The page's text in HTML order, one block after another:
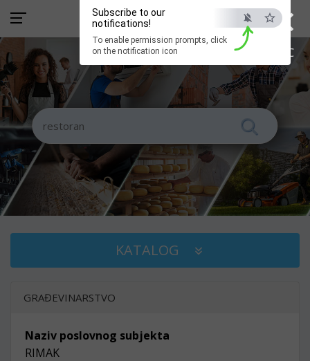
×
ESC
Subscribe to our
notifications!
To enable permission prompts, click
on the notification icon
KATALOG
GRAĐEVINARSTVO
Naziv poslovnog subjekta
RIMAK